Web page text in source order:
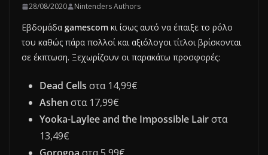
28/08/2020 Nintenders Authors
Εβδομάδα gamescom κι ίσως αυτό να έπαιξε το ρόλο
του καθώς πάρα πολλοί και αξιόλογοι τίτλοι βρίσκονται
σε έκπτωση. Ξεχωρίζουν οι παρακάτω προσφορές:
Dead Cells στα 14,99€
Ashen στα 17,99€
Yooka-Laylee and the Impossible Lairστα
13,49€